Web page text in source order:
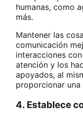
humanas, como
más.
Mantener las
comunicación
interacciones
atención y los
apoyados, al
proporcionar
4. Establece